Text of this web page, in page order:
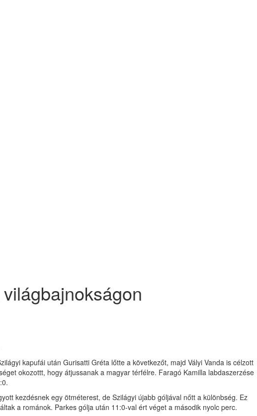
kapufái után Gurisatti Gréta lőtte a következőt, majd Vályi Vanda is célzott
okozottt, hogy átjussanak a magyar térfélre. Faragó Kamilla labdaszerzése
kezdésnek egy ötméterest, de Szilágyi újabb góljával nőtt a különbség. Ez
a románok. Parkes gólja után 11:0-val ért véget a második nyolc perc.